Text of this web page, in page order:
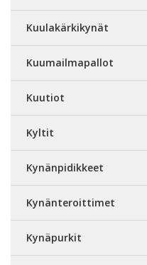
Kuulakärkikynät
Kuumailmapallot
Kuutiot
Kyltit
Kynänpidikkeet
Kynänteroittimet
Kynäpurkit